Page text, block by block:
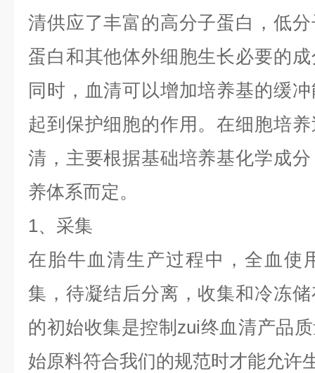
清供应了丰富的高分子蛋白，低
蛋白和其他体外细胞生长必要的
同时，血清可以增加培养基的缓
起到保护细胞的作用。在细胞培
清，主要根据基础培养基化学成
养体系而定。
1、 采集
在胎牛血清生产过程中，全血使
集，待凝结后分离，收集和冷冻
的初始收集是控制zui终血清产品
始原料符合我们的规范时才能允许